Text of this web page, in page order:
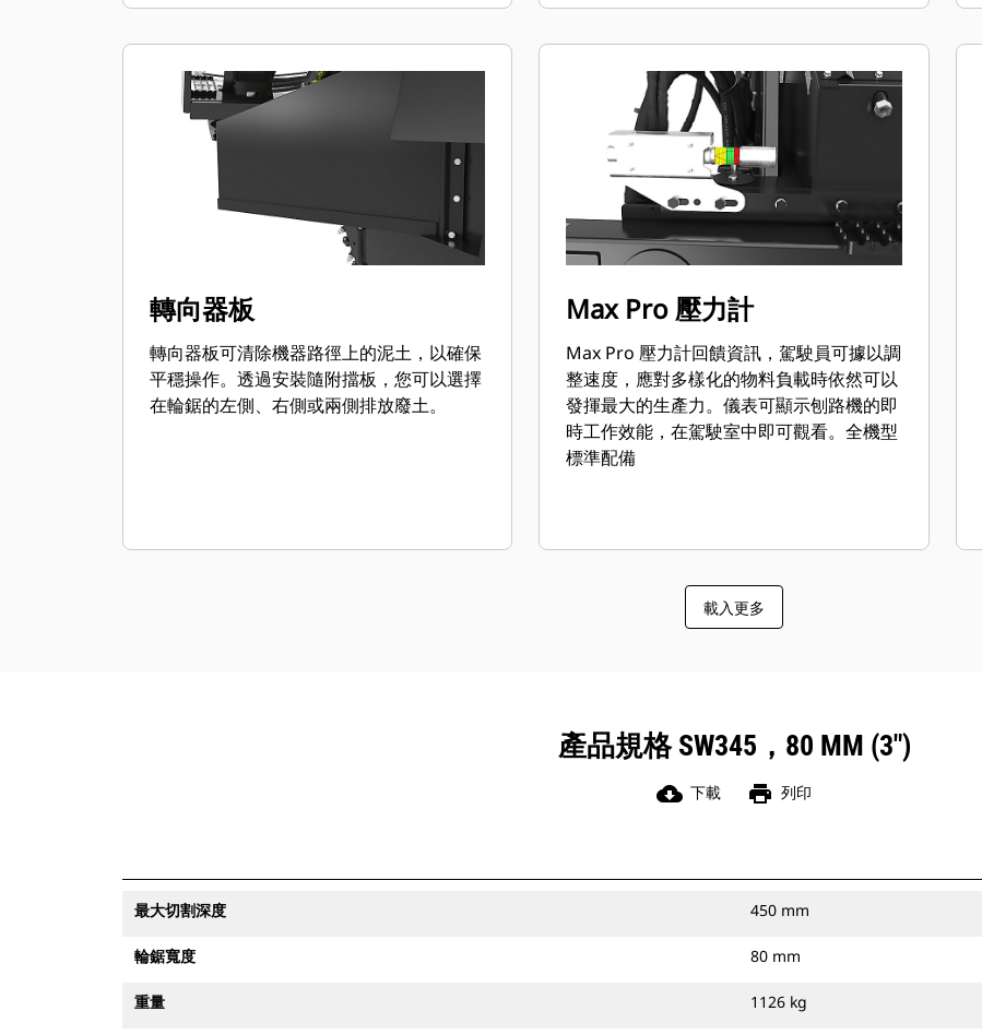
轉向器板
轉向器板可清除機器路徑上的泥土，以確保
平穩操作。透過安裝隨附擋板，您可以選擇
在輪鋸的左側、右側或兩側排放廢土。
Max Pro 壓力計
Max Pro 壓力計回饋資訊，駕駛員可據以調
整速度，應對多樣化的物料負載時依然可以
發揮最大的生產力。儀表可顯示刨路機的即
時工作效能，在駕駛室中即可觀看。全機型
標準配備
載入更多
產品規格 SW345，80 MM (3")
cloud_download 下載 print 列印
最大切割深度 450 mm
輪鋸寬度 80 mm
重量 1126 kg